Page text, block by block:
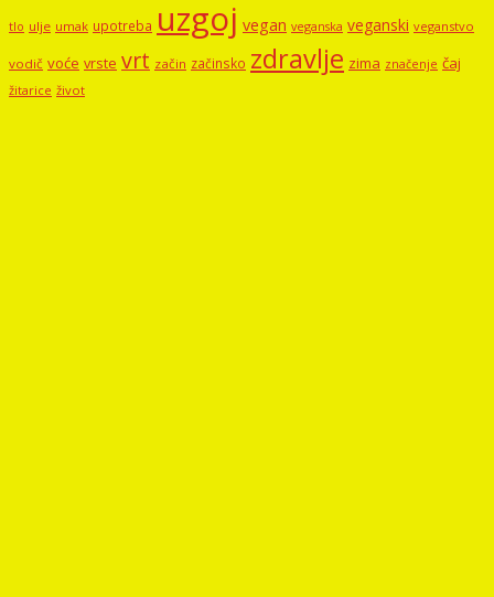
tlo ulje umak upotreba uzgoj vegan veganska veganski veganstvo
vodič voće vrste vrt začin začinsko zdravlje zima značenje čaj
žitarice život